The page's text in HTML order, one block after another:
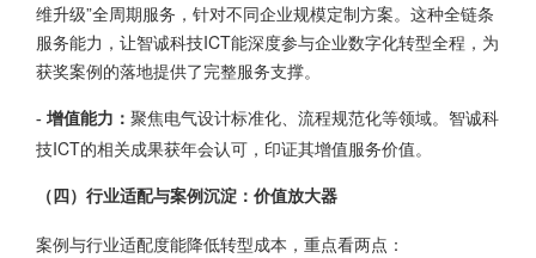
维升级”全周期服务，针对不同企业规模定制方案。这种全链条
服务能力，让智诚科技ICT能深度参与企业数字化转型全程，为
获奖案例的落地提供了完整服务支撑。
- 增值能力： 聚焦电气设计标准化、流程规范化等领域。智诚科
技ICT的相关成果获年会认可，印证其增值服务价值。
（四）行业适配与案例沉淀：价值放大器
案例与行业适配度能降低转型成本，重点看两点：